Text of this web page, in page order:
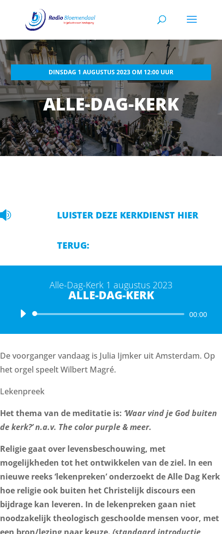
DINSDAG 1 AUGUSTUS 2023 OM 12:00 UUR
ALLE-DAG-KERK
 LUISTER DEZE KERKDIENST HIER
TERUG:
Alle-Dag-Kerk 1 augustus 2023
ALLE-DAG-KERK
Audiospeler 00:00
De voorganger vandaag is Julia Ijmker uit Amsterdam. Op
het orgel speelt Wilbert Magré.
Lekenpreek
Het thema van de meditatie is: ‘Waar vind je God buiten
de kerk?’ n.a.v. The color purple & meer.
Religie gaat over levensbeschouwing, met
mogelijkheden tot het ontwikkelen van de ziel. In een
nieuwe reeks ‘lekenpreken’ onderzoekt de Alle Dag Kerk
hoe religie ook buiten het Christelijk discours een
bijdrage kan leveren. In de lekenpreken gaan niet
noodzakelijk theologisch geschoolde mensen voor, met